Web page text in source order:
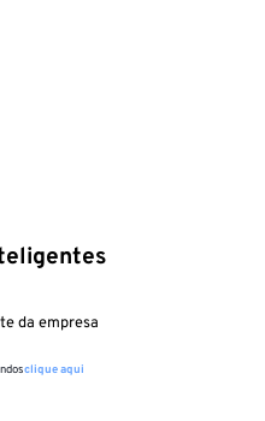
da empresa
clique aqui